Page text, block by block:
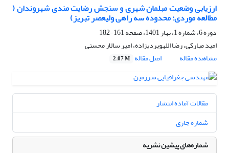
ارزیابی وضعیت مبلمان شهری و سنجش رضایت مندی شهروندان (
مطالعه موردی: محدوده سه راهی ولیعصر تبریز)
دوره 6، شماره 1، بهار 1401، صفحه
161-182
امید مبارکی، رضا اللهویردیزاده، امیر سالار محسنی
مشاهده مقاله
اصل مقاله 2.07 M
مقالات آماده انتشار
شماره جاری
شماره‌های پیشین نشریه